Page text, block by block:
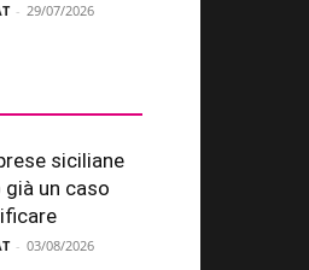
- 29/07/2026
siciliane
già un caso
- 03/08/2026